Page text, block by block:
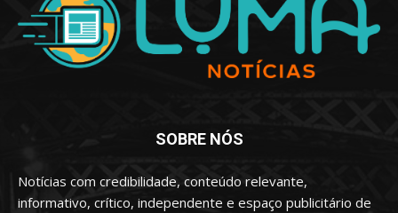
SOBRE NÓS
Notícias com credibilidade, conteúdo relevante,
informativo, crítico, independente e espaço publicitário de